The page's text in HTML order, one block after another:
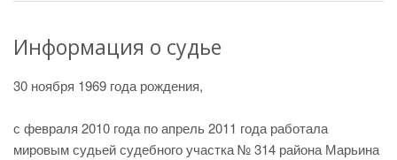
Информация о судье
30 ноября 1969 года рождения,
с февраля 2010 года по апрель 2011 года работала
мировым судьей судебного участка № 314 района Марьина